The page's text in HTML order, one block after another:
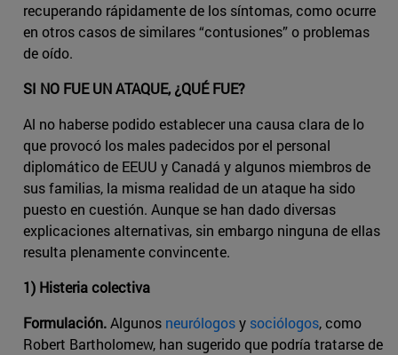
recuperando rápidamente de los síntomas, como ocurre
en otros casos de similares “contusiones” o problemas
de oído.
SI NO FUE UN ATAQUE, ¿QUÉ FUE?
Al no haberse podido establecer una causa clara de lo
que provocó los males padecidos por el personal
diplomático de EEUU y Canadá y algunos miembros de
sus familias, la misma realidad de un ataque ha sido
puesto en cuestión. Aunque se han dado diversas
explicaciones alternativas, sin embargo ninguna de ellas
resulta plenamente convincente.
1) Histeria colectiva
Formulación.Algunos neurólogosy sociólogos, como
Robert Bartholomew, han sugerido que podría tratarse de